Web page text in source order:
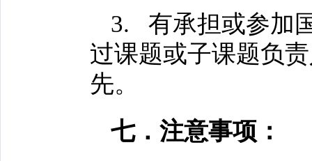
3. 有承担或参加
过课题或子课题负
先。
七．注意事项：